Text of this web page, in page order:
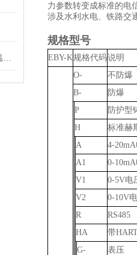
力参数转变成标准的电
涉及水利水电、铁路交
规格型号
EBY-K规格代码说明
O-
不防爆
B-
防爆
P
防护型
H
标准赫
A
4-
A1
0-
V1
0-5V电
V2
0-10V
R
RS485
HA
带
G-
表压